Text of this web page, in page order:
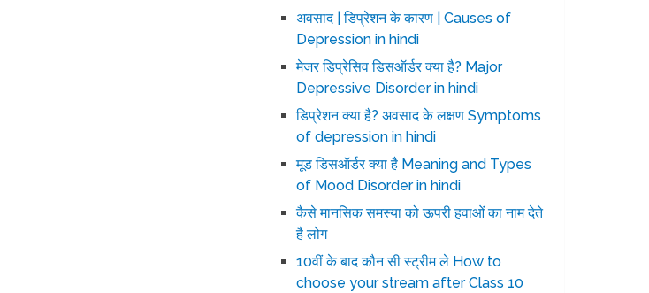
अवसाद | डिप्रेशन के कारण | Causes of
Depression in hindi
मेजर डिप्रेसिव डिसऑर्डर क्या है? Major
Depressive Disorder in hindi
डिप्रेशन क्या है? अवसाद के लक्षण Symptoms
of depression in hindi
मूड डिसऑर्डर क्या है Meaning and Types
of Mood Disorder in hindi
कैसे मानसिक समस्या को ऊपरी हवाओं का नाम देते
है लोग
10वीं के बाद कौन सी स्ट्रीम ले How to
choose your stream after Class 10